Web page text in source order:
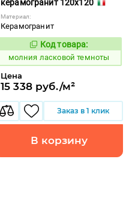
керамогранит 120x120
Материал:
Керамогранит
1005352
Код товара:
молния ласковой темноты
Цена
15 338 руб./м²
Заказ в 1 клик
В корзину